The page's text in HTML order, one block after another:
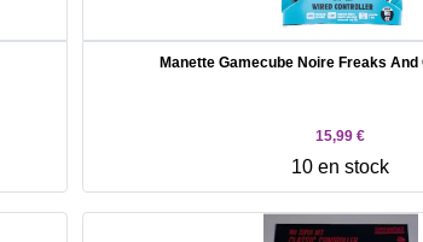
Manette Gamecube Noire Freaks And
15,99 €
10 en stock